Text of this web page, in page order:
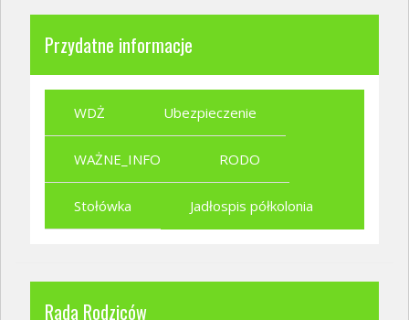
Przydatne informacje
WDŻ Ubezpieczenie
WAŻNE_INFO RODO
Stołówka Jadłospis półkolonia
Rada Rodziców